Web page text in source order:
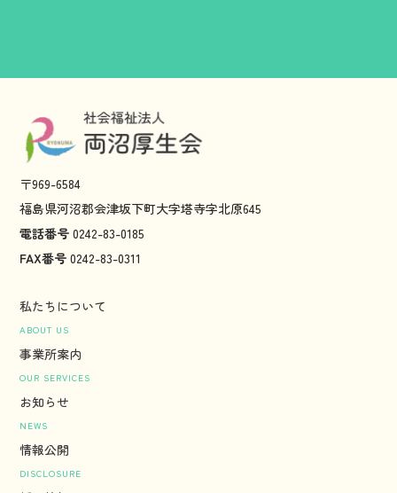
〒969-6584
福島県河沼郡会津坂下町大字塔寺字北原645
電話番号 0242-83-0185
FAX番号 0242-83-0311
私たちについて
ABOUT US
事業所案内
OUR SERVICES
お知らせ
NEWS
情報公開
DISCLOSURE